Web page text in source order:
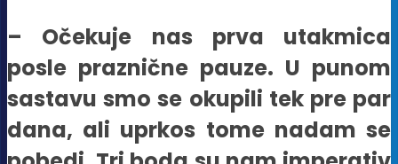
– Očekuje nas prva utakmica
posle praznične pauze. U punom
sastavu smo se okupili tek pre par
dana, ali uprkos tome nadam se